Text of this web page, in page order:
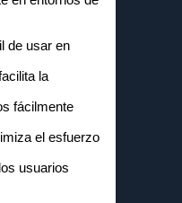
de usar en
la
fácilmente
el esfuerzo
usuarios